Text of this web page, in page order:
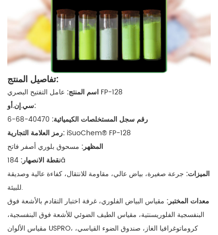
تفاصيل المنتج:
اسم المنتج: عامل التفتيح البصري FP-128
سي.إن.أو:
رقم سجل المستخلصات الكيميائية:
رمز العلامة التجارية: iSuoChem® FP-128
المظهر: مسحوق بلوري أصفر فاتح
نقطة الانصهار:
â
الميزات: جرعة صغيرة، بياض عالي، مقاومة للانتقال، كفاءة عالية وصديقة
للبيئة.
معدات المختبر: مقياس البياض الفلوري، غرفة اختبار التقادم بالأشعة فوق
البنفسجية الفلوريسنتية، مقياس الطيف الضوئي للأشعة فوق البنفسجية،
مقياس الألوان USPRO، كروماتوغرافيا الغاز، صندوق الضوء القياسي،